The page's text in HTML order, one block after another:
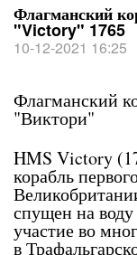
Флагманский
"Victory" 1765
10-12-2021 16:25
Флагманский
"Виктори"
HMS Victory
корабль
спущен на
участие во
в